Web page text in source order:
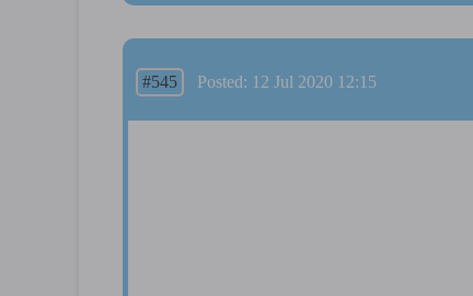
#545 Posted: 12 Jul 2020 12:15